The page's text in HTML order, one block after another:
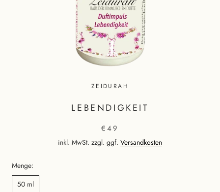
ZEIDURAH
LEBENDIGKEIT
€49
inkl. MwSt. zzgl. ggf. Versandkosten
Menge:
50 ml